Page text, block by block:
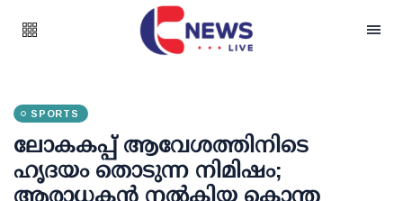
SPORTS
ലോകകപ്പ് ആവേശത്തിനിടെ
ഹൃദയം തൊടുന്ന നിമിഷം;
ആരാധകൻ നൽകിയ കൊന്ത